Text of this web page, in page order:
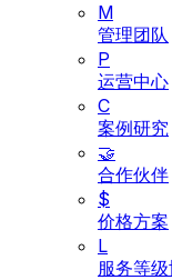
M
管理团队
P
运营中心
C
案例研究
🤝
合作伙伴
$
价格方案
L
服务等